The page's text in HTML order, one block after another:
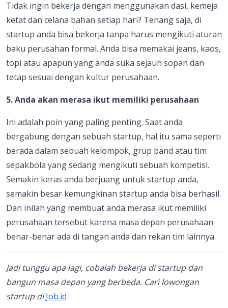
Tidak ingin bekerja dengan menggunakan dasi, kemeja
ketat dan celana bahan setiap hari? Tenang saja, di
startup anda bisa bekerja tanpa harus mengikuti aturan
baku perusahan formal. Anda bisa memakai jeans, kaos,
topi atau apapun yang anda suka sejauh sopan dan
tetap sesuai dengan kultur perusahaan.
5. Anda akan merasa ikut memiliki perusahaan
Ini adalah poin yang paling penting. Saat anda
bergabung dengan sebuah startup, hal itu sama seperti
berada dalam sebuah kelompok, grup band atau tim
sepakbola yang sedang mengikuti sebuah kompetisi.
Semakin keras anda berjuang untuk startup anda,
semakin besar kemungkinan startup anda bisa berhasil.
Dan inilah yang membuat anda merasa ikut memiliki
perusahaan tersebut karena masa depan perusahaan
benar-benar ada di tangan anda dan rekan tim lainnya.
Jadi tunggu apa lagi, cobalah bekerja di startup dan
bangun masa depan yang berbeda. Cari lowongan
startup diJob.id